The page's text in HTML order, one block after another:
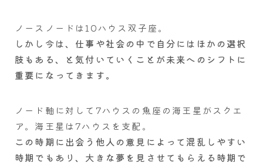
ノースノードは10ハウス双子座。
しかし今は、仕事や社会の中で自分にはほかの選択
肢もある、と気付いていくことが未来へのシフトに
重要になってきます。
ノード軸に対して7ハウスの魚座の海王星がスクエ
ア。海王星は7ハウスを支配。
この時期に出会う他人の意見によって混乱しやすい
時期でもあり、大きな夢を見させてもらえる時期で